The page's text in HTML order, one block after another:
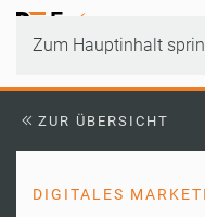
Zum Hauptinhalt
ZUR ÜBERSICHT
DIGITALES